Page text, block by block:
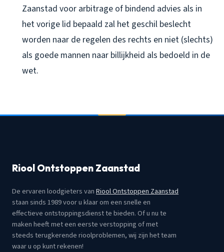
Zaanstad voor arbitrage of bindend advies als in
het vorige lid bepaald zal het geschil beslecht
worden naar de regelen des rechts en niet (slechts)
als goede mannen naar billijkheid als bedoeld in de
wet.
Riool Ontstoppen Zaanstad
De ervaren loodgieters vanRiool Ontstoppen Zaanstad
staan sinds 1989 voor u klaar om een snelle en
effectieve ontstoppingsdienst te bieden. Of u nu te
maken heeft met een eerste verstopping of met
steeds terugkerende rioolproblemen, wij zijn het team
waar u op kunt rekenen!